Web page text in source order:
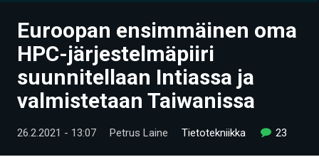
UUTISET
ARTIKKELIT
VIDEOT
TECHBBS
Euroopan ensimmäinen oma
HPC-järjestelmäpiiri
suunnitellaan Intiassa ja
valmistetaan Taiwanissa
26.2.2021 - 13:07 Petrus Laine Tietotekniikka 23